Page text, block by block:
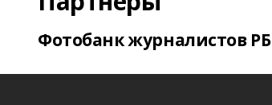
Фотобанк журналистов РБ